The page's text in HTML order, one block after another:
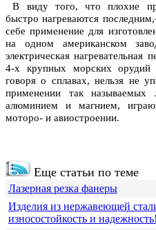
В виду того, что плохие
быстро нагреваются
себе применение для
на одном американском
электрическая нагревательная
4-х крупных морских
говоря о сплавах, нельзя не
применении так называемых
алюминием и магнием,
моторо- и авиостроении.
Еще статьи по теме
Лазерная резка фанеры
Изделия из нержавеющей
износостойкость и надежность!